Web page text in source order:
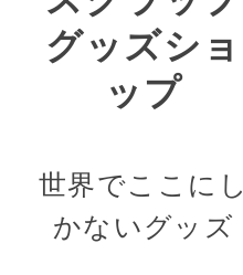
グッズショ
ップ
世界でここにし
かないグッズ